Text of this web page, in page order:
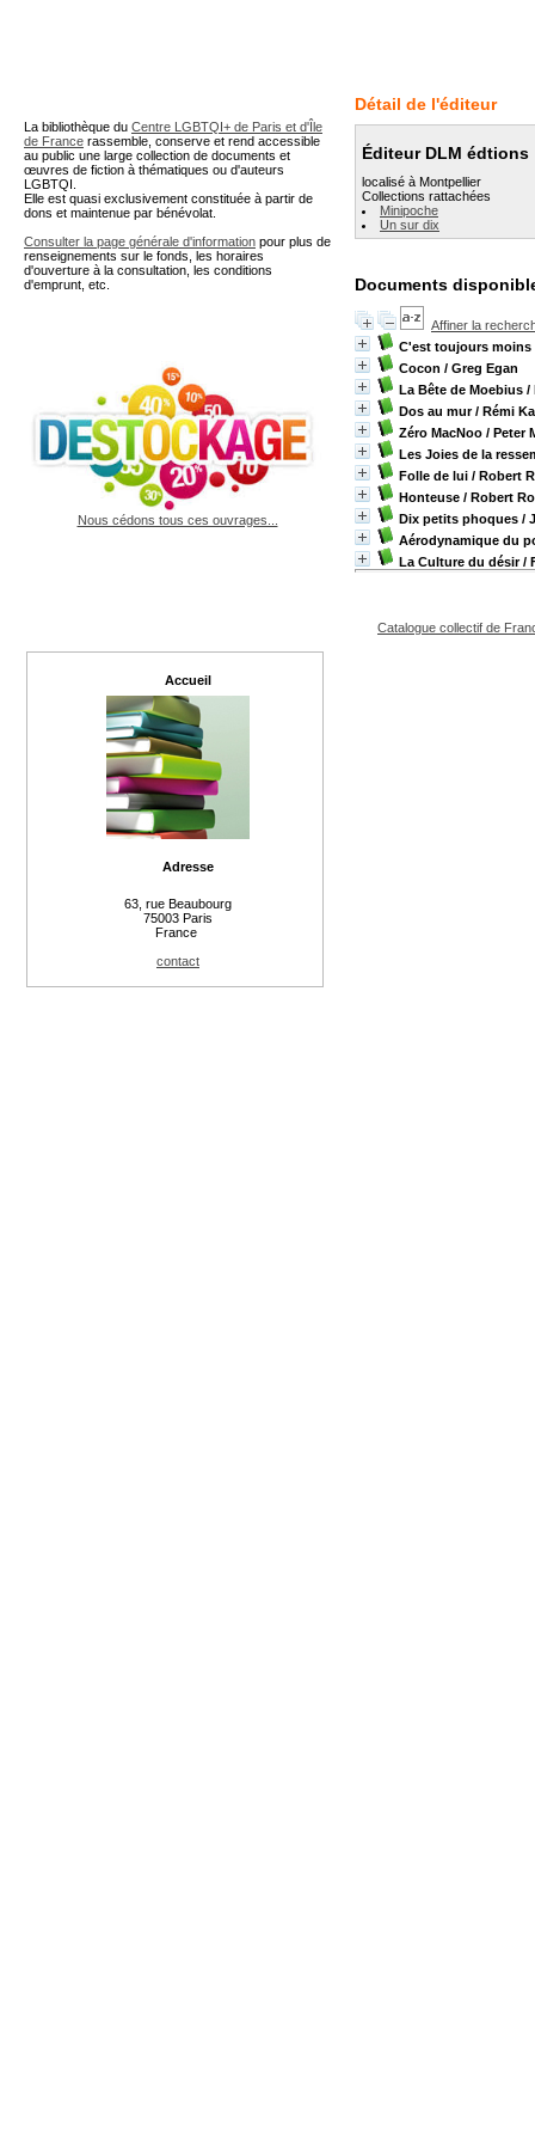
Détail de l'éditeur
Éditeur DLM édtions
localisé à Montpellier
Collections rattachées
Minipoche
Un sur dix
Documents
Affiner la
C'est toujours moins
Cocon / Greg Egan
La Bête de Moebius /
Dos au mur/ Rémi
Zéro MacNoo / Peter
Les Joies de la
Folle de lui / Robert
Honteuse / Robert
Dix petits phoques /
Aérodynamique du
La Culture du désir/
Catalogue collectif de
La bibliothèque du Centre LGBTQI+ de Paris et d'Île
de France rassemble, conserve et rend accessible
au public une large collection de documents et
œuvres de fiction à thématiques ou d'auteurs
LGBTQI.
Elle est quasi exclusivement constituée à partir de
dons et maintenue par bénévolat.
Consulter la page générale d'information pour plus de
renseignements sur le fonds, les horaires
d'ouverture à la consultation, les conditions
d'emprunt, etc.
Nous cédons tous ces ouvrages...
Accueil
Adresse
63, rue Beaubourg
75003 Paris
France
contact